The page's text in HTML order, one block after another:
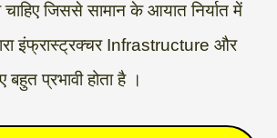
चाहिए जिससे सामान के आयात निर्यात में
इंफ्रास्ट्रक्चर Infrastructure और
बहुत प्रभावी होता है ।